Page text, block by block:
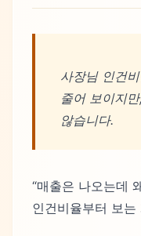
사장님 인건
줄어 보이지
않습니다.
“매출은 나오는데
인건비율부터 보